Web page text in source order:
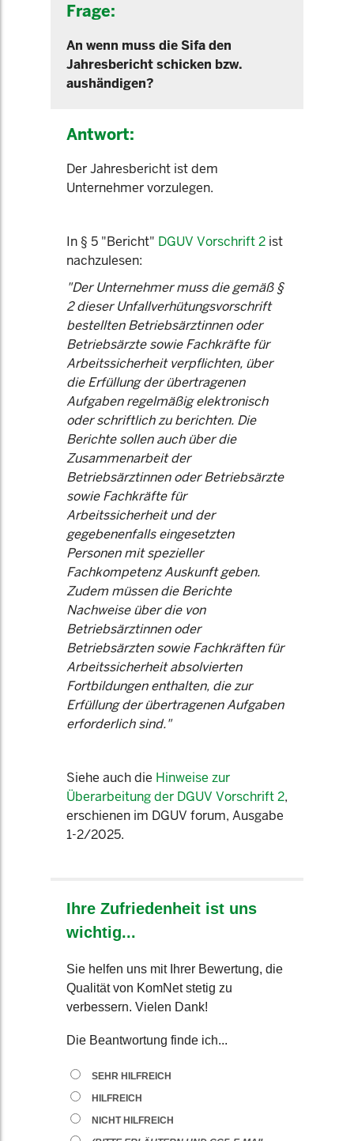
Frage:
An wenn muss die Sifa den
Jahresbericht schicken bzw.
aushändigen?
Antwort:
Der Jahresbericht ist dem
Unternehmer vorzulegen.
In § 5 "Bericht" DGUV Vorschrift 2 ist
nachzulesen:
"Der Unternehmer muss die gemäß §
2 dieser Unfallverhütungsvorschrift
bestellten Betriebsärztinnen oder
Betriebsärzte sowie Fachkräfte für
Arbeitssicherheit verpflichten, über
die Erfüllung der übertragenen
Aufgaben regelmäßig elektronisch
oder schriftlich zu berichten. Die
Berichte sollen auch über die
Zusammenarbeit der
Betriebsärztinnen oder Betriebsärzte
sowie Fachkräfte für
Arbeitssicherheit und der
gegebenenfalls eingesetzten
Personen mit spezieller
Fachkompetenz Auskunft geben.
Zudem müssen die Berichte
Nachweise über die von
Betriebsärztinnen oder
Betriebsärzten sowie Fachkräften für
Arbeitssicherheit absolvierten
Fortbildungen enthalten, die zur
Erfüllung der übertragenen Aufgaben
erforderlich sind."
Siehe auch die Hinweise zur
Überarbeitung der DGUV Vorschrift 2,
erschienen im DGUV forum, Ausgabe
1-2/2025.